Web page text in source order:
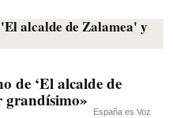
de ‘El alcalde de
grandísimo»
España es Voz